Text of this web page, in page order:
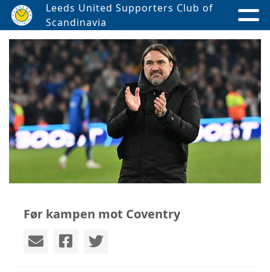
Leeds United Supporters Club of
Scandinavia
Før kampen mot Coventry